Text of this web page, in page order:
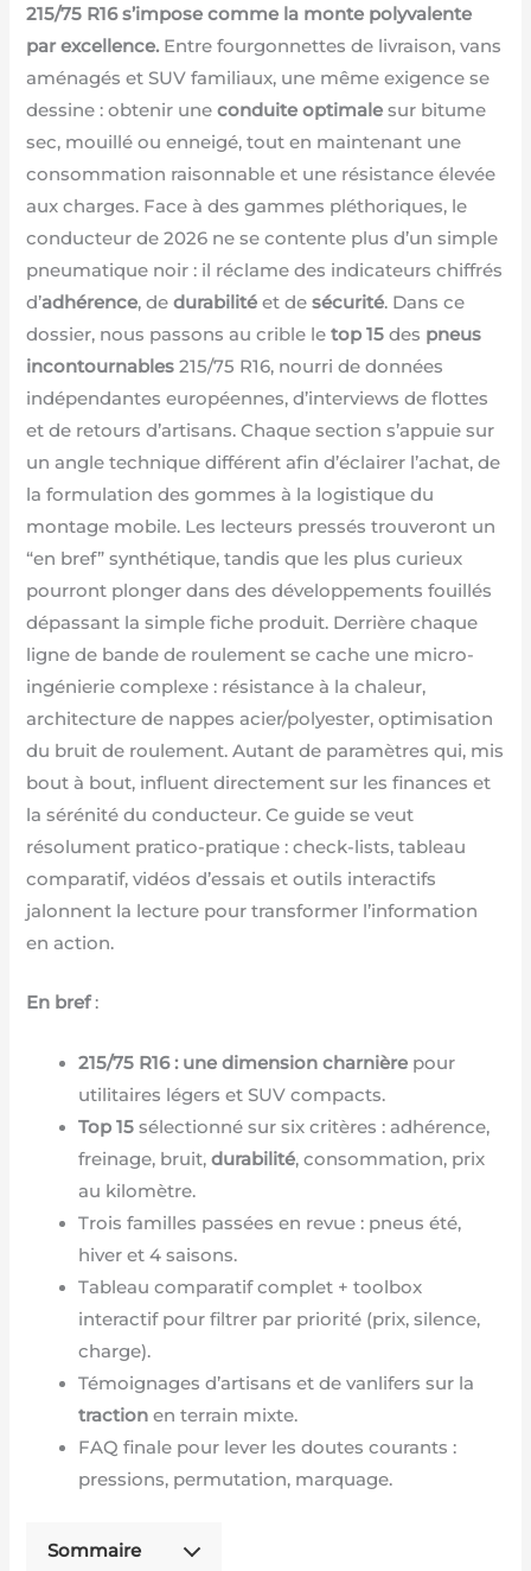
215/75 R16 s’impose comme la monte polyvalente
par excellence.Entre fourgonnettes de livraison, vans
aménagés et SUV familiaux, une même exigence se
dessine : obtenir uneconduite optimale sur bitume
sec, mouillé ou enneigé, tout en maintenant une
consommation raisonnable et une résistance élevée
aux charges. Face à des gammes pléthoriques, le
conducteur de 2026 ne se contente plus d’un simple
pneumatique noir : il réclame des indicateurs chiffrés
d’adhérence, dedurabilité et desécurité. Dans ce
dossier, nous passons au crible letop 15 des pneus
incontournables 215/75 R16, nourri de données
indépendantes européennes, d’interviews de flottes
et de retours d’artisans. Chaque section s’appuie sur
un angle technique différent afin d’éclairer l’achat, de
la formulation des gommes à la logistique du
montage mobile. Les lecteurs pressés trouveront un
“en bref” synthétique, tandis que les plus curieux
pourront plonger dans des développements fouillés
dépassant la simple fiche produit. Derrière chaque
ligne de bande de roulement se cache une micro-
ingénierie complexe : résistance à la chaleur,
architecture de nappes acier/polyester, optimisation
du bruit de roulement. Autant de paramètres qui, mis
bout à bout, influent directement sur les finances et
la sérénité du conducteur. Ce guide se veut
résolument pratico-pratique : check-lists, tableau
comparatif, vidéos d’essais et outils interactifs
jalonnent la lecture pour transformer l’information
en action.
En bref:
215/75 R16 : une dimension charnière pour
utilitaires légers et SUV compacts.
Top 15 sélectionné sur six critères : adhérence,
freinage, bruit,durabilité, consommation, prix
au kilomètre.
Trois familles passées en revue : pneus été,
hiver et 4 saisons.
Tableau comparatif complet + toolbox
interactif pour filtrer par priorité (prix, silence,
charge).
Témoignages d’artisans et de vanlifers sur la
traction en terrain mixte.
FAQ finale pour lever les doutes courants :
pressions, permutation, marquage.
Sommaire